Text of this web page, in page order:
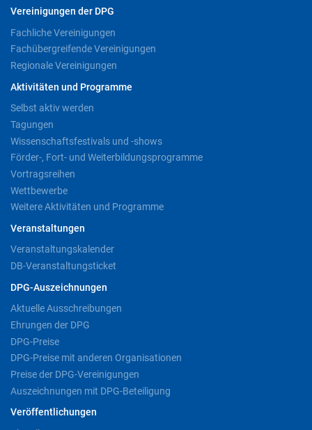
Vereinigungen der DPG
Fachliche Vereinigungen
Fachübergreifende Vereinigungen
Regionale Vereinigungen
Aktivitäten und Programme
Selbst aktiv werden
Tagungen
Wissenschaftsfestivals und -shows
Förder-, Fort- und Weiterbildungsprogramme
Vortragsreihen
Wettbewerbe
Weitere Aktivitäten und Programme
Veranstaltungen
Veranstaltungskalender
DB-Veranstaltungsticket
DPG-Auszeichnungen
Aktuelle Ausschreibungen
Ehrungen der DPG
DPG-Preise
DPG-Preise mit anderen Organisationen
Preise der DPG-Vereinigungen
Auszeichnungen mit DPG-Beteiligung
Veröffentlichungen